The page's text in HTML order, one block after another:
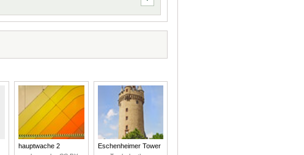
hauptwache 2 Eschenheimer Tower